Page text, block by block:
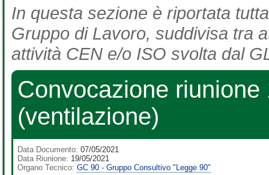
In questa sezione è riportata
Gruppo di Lavoro, suddivisa tra
attività CEN e/o ISO svolta dal
Convocazione
(ventilazione)
Data Documento: 07/05/2021
Data Riunione: 19/05/2021
Organo Tecnico: GC 90 - Gruppo Consultivo "Legge 90"